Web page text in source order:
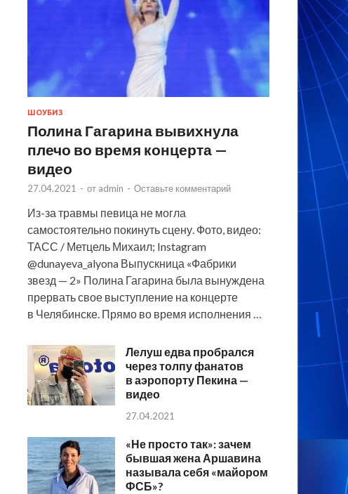
ШОУБИЗ
Полина Гагарина вывихнула
плечо во время концерта —
видео
27.04.2021 - от admin - Оставьте комментарий
Из-за травмы певица не могла
самостоятельно покинуть сцену. Фото, видео:
ТАСС / Метцель Михаил; Instagram
@dunayeva_alyona Выпускница «Фабрики
звезд — 2» Полина Гагарина была вынуждена
прервать свое выступление на концерте
в Челябинске. Прямо во время исполнения …
Лелуш едва пробрался
через толпу фанатов
в аэропорту Пекина —
видео
27.04.2021
«Не просто так»: зачем
бывшая жена Аршавина
называла себя «майором
ФСБ»?